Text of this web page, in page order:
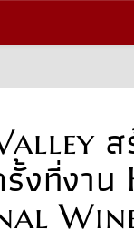
ส
รั้งที่งา